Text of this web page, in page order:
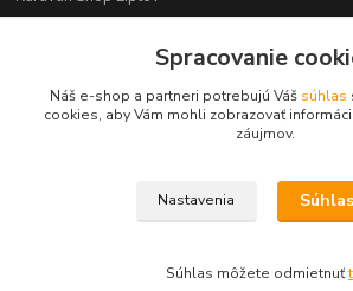
+421 903 626 885
info@karavanshopliptov.sk
Spracovanie
Náš e-shop a partneri potrebujú Váš súhlas
cookies, aby Vám mohli zobrazovať
záujmov.
Nastavenia
Súhlas môžete odmietnuť